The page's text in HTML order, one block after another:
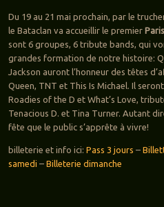
Du 19 au 21 mai prochain, par le
le Bataclan va accueillir le premier
sont 6 groupes, 6 tribute bands, qui
grandes formation de notre histoire:
Jackson auront l’honneur des têtes
Queen, TNT et This Is Michael. Il
Roadies of the D et What’s Love,
Tenacious D. et Tina Turner. Autant
fête que le public s’apprête à vivre!
billeterie et info ici: Pass 3 jours –
samedi – Billeterie dimanche